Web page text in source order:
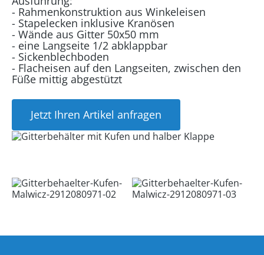
- Rahmenkonstruktion aus Winkeleisen
- Stapelecken inklusive Kranösen
- Wände aus Gitter 50x50 mm
- eine Langseite 1/2 abklappbar
- Sickenblechboden
- Flacheisen auf den Langseiten, zwischen den
Füße mittig abgestützt
Jetzt Ihren Artikel anfragen